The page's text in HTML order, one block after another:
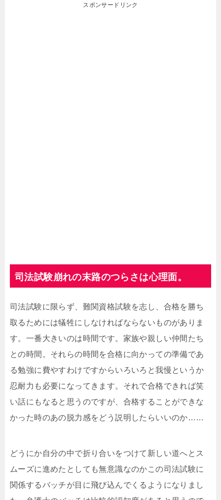
スポンサードリンク
司法試験崩れの末路のつらさは心理面。
司法試験に限らず、難関資格試験を志し、合格を勝ち
取るためには犠牲にしなければならないものがありま
す。一番大きいのは時間です。家族や親しい仲間たち
との時間。それらの時間を合格に向かっての準備であ
る勉強に費やすわけですからいろいろと我慢というか
忍耐力も必要になってきます。それで合格できれば笑
い話にもなると思うのですが、合格することができな
かった時のあの脱力感をどう説明したらいいのか……
どうにか自分の中で折り合いをつけて新しい道へとス
ムーズに進めたとしても無意識なのかこの司法試験に
関係するバッチが目に飛び込んでくるようになりまし